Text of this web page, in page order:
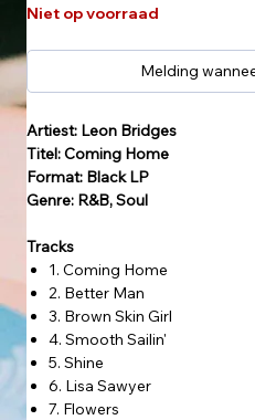
Niet op voorraad
Melding
Artiest: Leon Bridges
Titel: Coming Home
Format: Black LP
Genre: R&B, Soul
Tracks
1. Coming Home
2. Better Man
3. Brown Skin Girl
4. Smooth Sailin'
5. Shine
6. Lisa Sawyer
7. Flowers